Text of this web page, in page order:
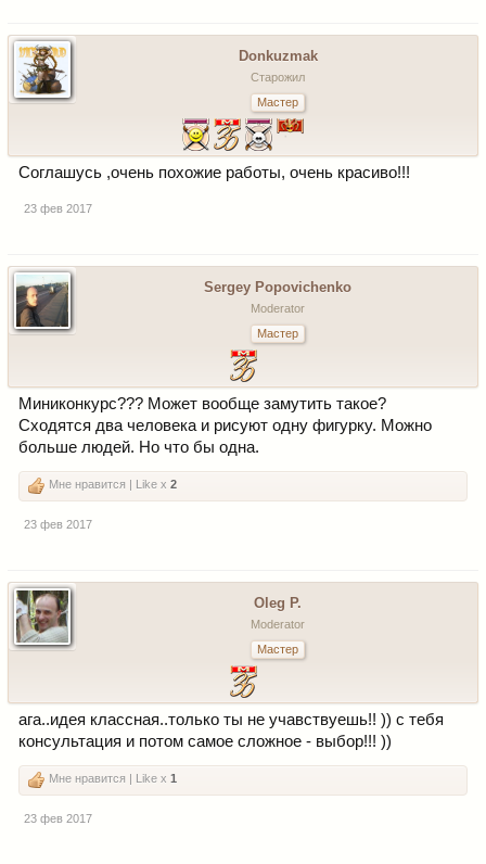
Donkuzmak
Старожил
Мастер
Соглашусь ,очень похожие работы, очень красиво!!!
23 фев 2017
Sergey Popovichenko
Moderator
Мастер
Миниконкурс??? Может вообще замутить такое?
Сходятся два человека и рисуют одну фигурку. Можно
больше людей. Но что бы одна.
Мне нравится | Like x 2
23 фев 2017
Oleg P.
Moderator
Мастер
ага..идея классная..только ты не учавствуешь!! )) с тебя
консультация и потом самое сложное - выбор!!! ))
Мне нравится | Like x 1
23 фев 2017